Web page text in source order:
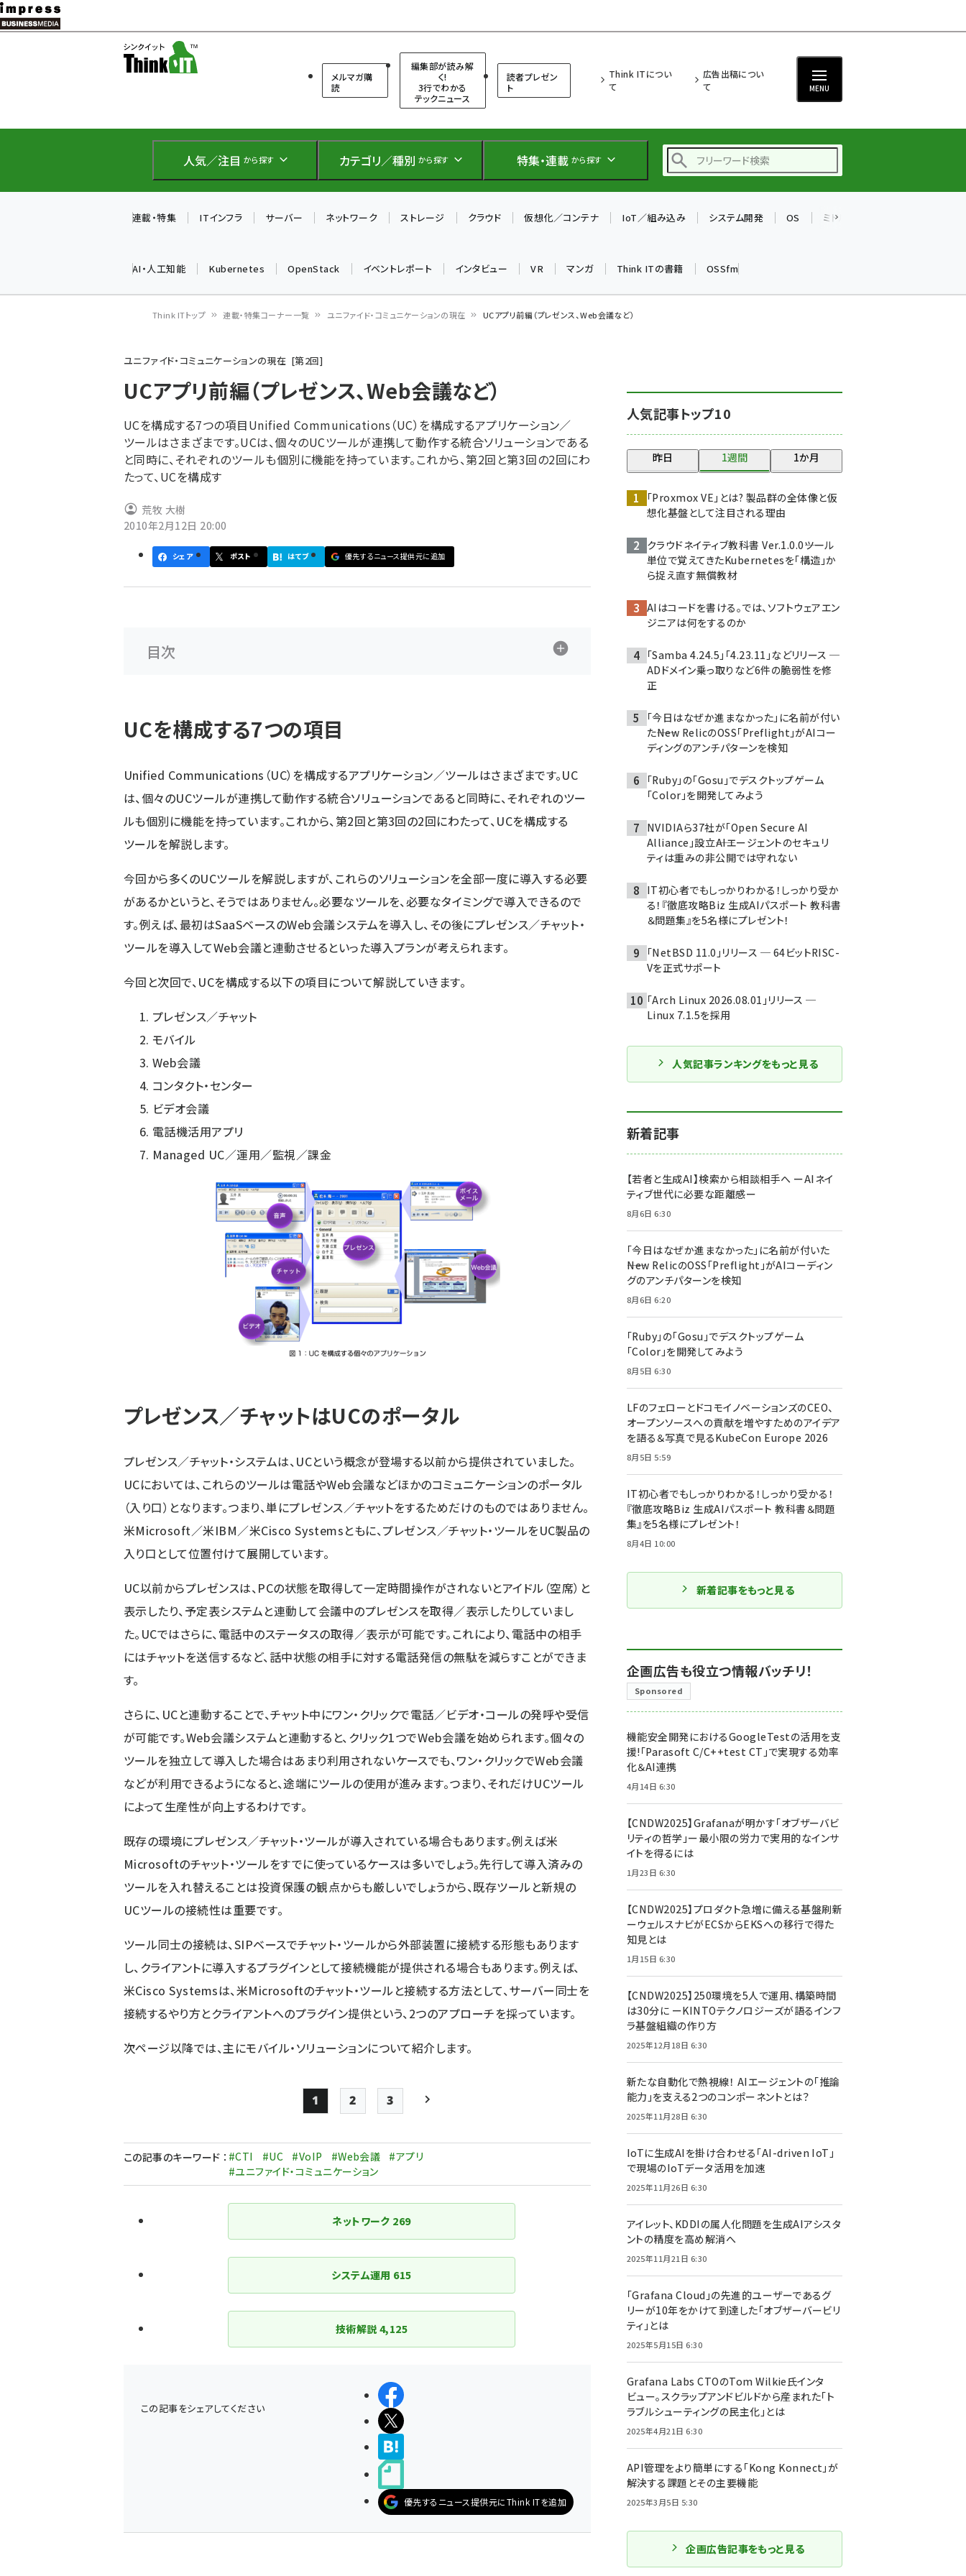
メ
イ
テ
に
メルマガ購
読
編集部が読み解
く!
3行でわかる
テックニュース
読者プレゼン
ト
Think ITについ
て
広告出稿につい
て
MENU
人気／注目 から探す カテゴリ／種別 から探す 特集・連載 から探す
仲間と築いた勝利の絆～
drupal (1940)
genai (1473)
ai crunch (1347)
連載・特集 ITインフラ サーバー ネットワーク ストレージ クラウド 仮想化／コンテナ IoT／組み込み システム開発 OS ミドルウェア
AI・人工知能 Kubernetes OpenStack イベントレポート インタビュー VR マンガ Think ITの書籍 OSSfm
ン
く
ず
Think ITトップ 連載・特集コーナー一覧 ユニファイド・コミュニケーションの現在 UCアプリ前編（プレゼンス、Web会議など）
ユニファイド・コミュニケーションの現在 第2回
UCアプリ前編（プレゼンス、Web会議など）
UCを構成する7つの項目Unified Communications（UC）を構成するアプリケーション／
ツールはさまざまです。UCは、個々のUCツールが連携して動作する統合ソリューションである
と同時に、それぞれのツールも個別に機能を持っています。これから、第2回と第3回の2回にわ
たって、UCを構成す
荒牧 大樹
2010年2月12日 20:00
シェア ポスト はてブ 優先するニュース提供元に追加
目次
UCを構成する7つの項目
Unified Communications（UC）を構成するアプリケーション／ツールはさまざまです。UC
は、個々のUCツールが連携して動作する統合ソリューションであると同時に、それぞれのツー
ルも個別に機能を持っています。これから、第2回と第3回の2回にわたって、UCを構成する
ツールを解説します。
今回から多くのUCツールを解説しますが、これらのソリューションを全部一度に導入する必要
があるかというと、そうではありません。必要なツールを、必要なタイミングで導入できるので
す。例えば、最初はSaaSベースのWeb会議システムを導入し、その後にプレゼンス／チャット・
ツールを導入してWeb会議と連動させるといった導入プランが考えられます。
今回と次回で、UCを構成する以下の項目について解説していきます。
プレゼンス／チャット
モバイル
Web会議
コンタクト・センター
ビデオ会議
電話機活用アプリ
Managed UC／運用／監視／課金
プレゼンス／チャットはUCのポータル
プレゼンス／チャット・システムは、UCという概念が登場する以前から提供されていました。
UCにおいては、これらのツールは電話やWeb会議などほかのコミュニケーションのポータル
（入り口）となります。つまり、単にプレゼンス／チャットをするためだけのものではありません。
米Microsoft／米IBM／米Cisco Systemsともに、プレゼンス／チャット・ツールをUC製品の
入り口として位置付けて展開しています。
UC以前からプレゼンスは、PCの状態を取得して一定時間操作がされないとアイドル（空席）と
表示したり、予定表システムと連動して会議中のプレゼンスを取得／表示したりしていまし
た。UCではさらに、電話中のステータスの取得／表示が可能です。これにより、電話中の相手
にはチャットを送信するなど、話中状態の相手に対する電話発信の無駄を減らすことができま
す。
さらに、UCと連動することで、チャット中にワン・クリックで電話／ビデオ・コールの発呼や受信
が可能です。Web会議システムと連動すると、クリック1つでWeb会議を始められます。個々の
ツールを独立して導入した場合はあまり利用されないケースでも、ワン・クリックでWeb会議
などが利用できるようになると、途端にツールの使用が進みます。つまり、それだけUCツール
によって生産性が向上するわけです。
既存の環境にプレゼンス／チャット・ツールが導入されている場合もあります。例えば米
Microsoftのチャット・ツールをすでに使っているケースは多いでしょう。先行して導入済みの
ツールを入れ替えることは投資保護の観点からも厳しいでしょうから、既存ツールと新規の
UCツールの接続性は重要です。
ツール同士の接続は、SIPベースでチャット・ツールから外部装置に接続する形態もあります
し、クライアントに導入するプラグインとして接続機能が提供される場合もあります。例えば、
米Cisco Systemsは、米Microsoftのチャット・ツールと接続する方法として、サーバー同士を
接続するやり方とクライアントへのプラグイン提供という、2つのアプローチを採っています。
次ページ以降では、主にモバイル・ソリューションについて紹介します。
ペー
ジ
送
り
Page
1
Page
2
Page
3
この記事のキーワード ： #CTI #UC #VoIP #Web会議
#アプリ
#ユニファイド・コミュニケーション
ネットワーク 269
システム運用 615
技術解説 4,125
この記事をシェアしてください
シェアする
ポストする
優先するニュース提供元にThink ITを追加
人気記事トップ10
昨日 1週間 1か月
「Proxmox VE」とは? 製品群の全体像と仮
想化基盤として注目される理由
クラウドネイティブ教科書 Ver.1.0.0――ツール
単位で覚えてきたKubernetesを「構造」か
ら捉え直す無償教材
AIはコードを書ける。では、ソフトウェアエン
ジニアは何をするのか
「Samba 4.24.5」「4.23.11」などリリース ─
ADドメイン乗っ取りなど6件の脆弱性を修
正
「今日はなぜか進まなかった」に名前が付い
た――New RelicのOSS「Preflight」がAIコー
ディングのアンチパターンを検知
「Ruby」の「Gosu」でデスクトップゲーム
「Color」を開発してみよう
NVIDIAら37社が「Open Secure AI
Alliance」設立――AIエージェントのセキュリ
ティは重みの非公開では守れない
IT初心者でもしっかりわかる！しっかり受か
る！『徹底攻略Biz 生成AIパスポート 教科書
＆問題集』を5名様にプレゼント！
「NetBSD 11.0」リリース ─ 64ビットRISC-
Vを正式サポート
「Arch Linux 2026.08.01」リリース ─
Linux 7.1.5を採用
人気記事ランキングをもっと見る
新着記事
【若者と生成AI】検索から相談相手へ ーAIネイ
ティブ世代に必要な距離感ー
8月6日 6:30
「今日はなぜか進まなかった」に名前が付いた
――New RelicのOSS「Preflight」がAIコーディン
グのアンチパターンを検知
8月6日 6:20
「Ruby」の「Gosu」でデスクトップゲーム
「Color」を開発してみよう
8月5日 6:30
LFのフェローとドコモイノベーションズのCEO、
オープンソースへの貢献を増やすためのアイデア
を語る＆写真で見るKubeCon Europe 2026
8月5日 5:59
IT初心者でもしっかりわかる！しっかり受かる！
『徹底攻略Biz 生成AIパスポート 教科書＆問題
集』を5名様にプレゼント！
8月4日 10:00
新着記事をもっと見る
企画広告も役立つ情報バッチリ！
Sponsored
機能安全開発におけるGoogleTestの活用を支
援!「Parasoft C/C++test CT」で実現する効率
化＆AI連携
4月14日 6:30
【CNDW2025】Grafanaが明かす「オブザーバビ
リティの哲学」ー最小限の労力で実用的なインサ
イトを得るには
1月23日 6:30
【CNDW2025】プロダクト急増に備える基盤刷新
ーウェルスナビがECSからEKSへの移行で得た
知見とは
1月15日 6:30
【CNDW2025】250環境を5人で運用、構築時間
は30分に ーKINTOテクノロジーズが語るインフ
ラ基盤組織の作り方
2025年12月18日 6:30
新たな自動化で熱視線！ AIエージェントの「推論
能力」を支える2つのコンポーネントとは？
2025年11月28日 6:30
IoTに生成AIを掛け合わせる「AI-driven IoT」
で現場のIoTデータ活用を加速
2025年11月26日 6:30
アイレット、KDDIの属人化問題を生成AIアシスタ
ントの精度を高め解消へ
2025年11月21日 6:30
「Grafana Cloud」の先進的ユーザーであるグ
リーが10年をかけて到達した「オブザーバービリ
ティ」とは
2025年5月15日 6:30
Grafana Labs CTOのTom Wilkie氏インタ
ビュー。スクラップアンドビルドから産まれた「ト
ラブルシューティングの民主化」とは
2025年4月21日 6:30
API管理をより簡単にする「Kong Konnect」が
解決する課題とその主要機能
2025年3月5日 5:30
企画広告記事をもっと見る